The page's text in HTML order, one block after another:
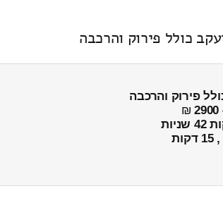
כולל פירוק והרכבה
פירוק והרכבה
2900
₪